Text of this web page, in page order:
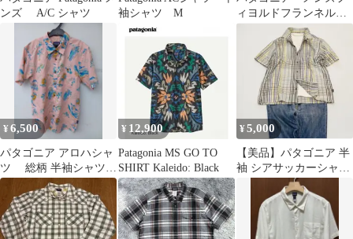
ンズ A/C シャツ
袖シャツ M
ィヨルドフランネルシ
ャツ XSサイズ
¥6,500
パタゴニア アロハシャ
ツ 総柄 半袖シャツ S
ピンク
¥ 12,900
Patagonia MS GO TO
SHIRT Kaleido: Black
¥5,000
【美品】パタゴニア 半
袖 シアサッカーシャツ
Lサイズ ボックスシル
エット